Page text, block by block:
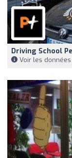
Driving School
Voir les